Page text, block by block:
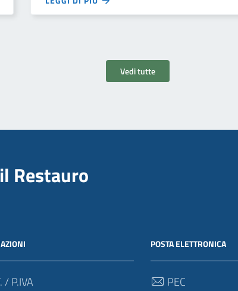
Vedi tutte
Restauro
/ P.IVA
POSTA ELETTRONICA
PEC